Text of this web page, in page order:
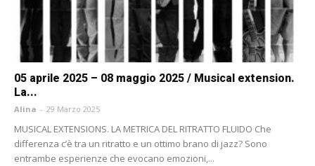
05 aprile 2025 – 08 maggio 2025 / Musical extension.
La...
Alina - 29 Marzo 2025
MUSICAL EXTENSIONS. LA METRICA DEL RITRATTO FLUIDO Che
differenza c’è tra un ritratto e un ottimo brano di jazz? Sono
entrambe esperienze che evocano emozioni,...